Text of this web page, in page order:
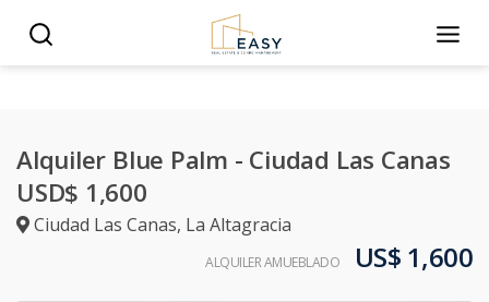
Alquiler Blue Palm - Ciudad Las Canas
USD$ 1,600
Ciudad Las Canas, La Altagracia
ALQUILER AMUEBLADO US$ 1,600